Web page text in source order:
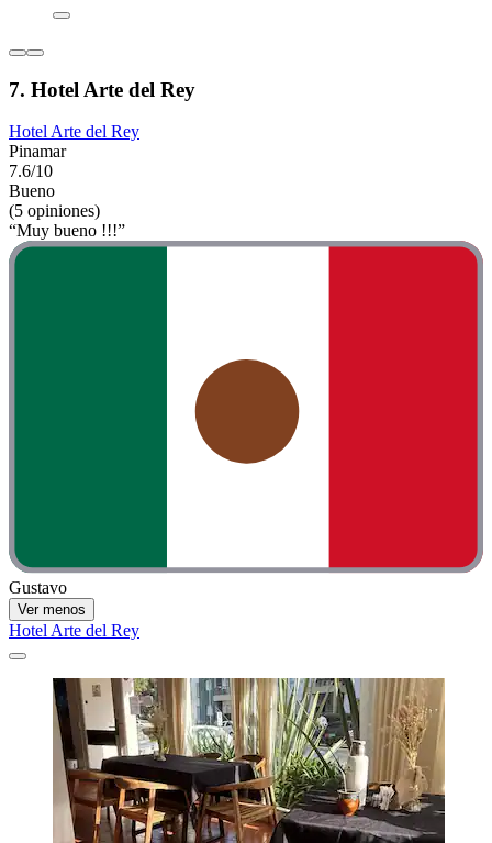
7. Hotel Arte del Rey
Hotel Arte del Rey
Pinamar
7.6/10
Bueno
(5 opiniones)
“Muy bueno !!!”
Gustavo
Ver menos
Hotel Arte del Rey